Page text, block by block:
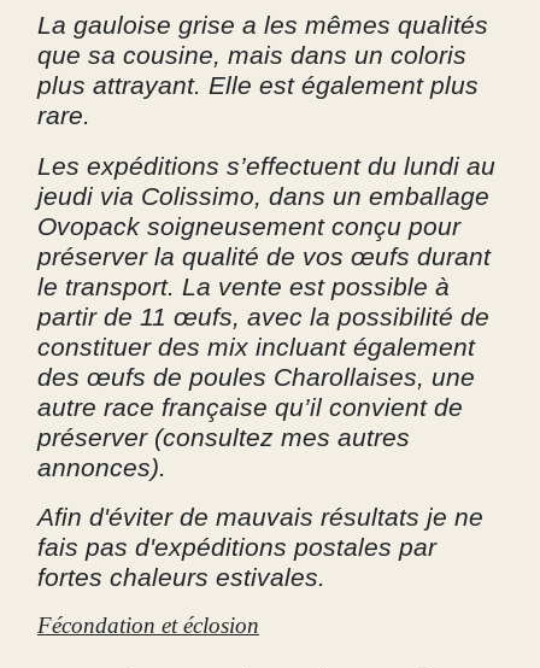
La gauloise grise a les mêmes qualités
que sa cousine, mais dans un coloris
plus attrayant. Elle est également plus
rare.
Les expéditions s’effectuent du lundi au
jeudi via Colissimo, dans un emballage
Ovopack soigneusement conçu pour
préserver la qualité de vos œufs durant
le transport. La vente est possible à
partir de 11 œufs, avec la possibilité de
constituer des mix incluant également
des œufs de poules Charollaises, une
autre race française qu’il convient de
préserver (consultez mes autres
annonces).
Afin d'éviter de mauvais résultats je ne
fais pas d'expéditions postales par
fortes chaleurs estivales.
Fécondation et éclosion